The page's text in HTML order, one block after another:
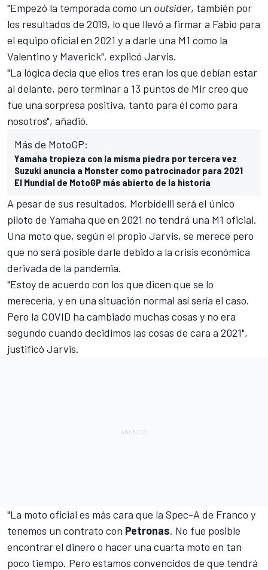
"Empezó la temporada como un outsider, también por
los resultados de 2019, lo que llevó a firmar a Fabio para
el equipo oficial en 2021 y a darle una M1 como la
Valentino y Maverick", explicó Jarvis.
"La lógica decía que ellos tres eran los que debían estar
al delante, pero terminar a 13 puntos de Mircreo que
fue una sorpresa positiva, tanto para él como para
nosotros", añadió.
Más de MotoGP:
Yamaha tropieza con la misma piedra por tercera vez
Suzuki anuncia a Monster como patrocinador para 2021
El Mundial de MotoGP más abierto de la historia
A pesar de sus resultados, Morbidelli será el único
piloto de Yamaha que en 2021 no tendrá una M1 oficial.
Una moto que, según el propio Jarvis, se merece pero
que no será posible darle debido a la crisis económica
derivada de la pandemia.
"Estoy de acuerdo con los que dicen que se lo
merecería, y en una situación normal así sería el caso.
Pero la COVID ha cambiado muchas cosas y no era
segundo cuando decidimos las cosas de cara a 2021",
justificó Jarvis.
"La moto oficial es más cara que la Spec-A de Franco y
tenemos un contrato con Petronas. No fue posible
encontrar el dinero o hacer una cuarta moto en tan
poco tiempo. Pero estamos convencidos de que tendrá